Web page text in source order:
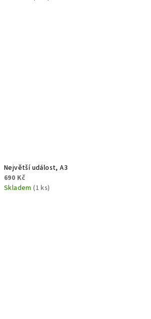
Největší událost, A3
690 Kč
Skladem(1 ks)